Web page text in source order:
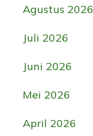
Agustus 2026
Juli 2026
Juni 2026
Mei 2026
April 2026